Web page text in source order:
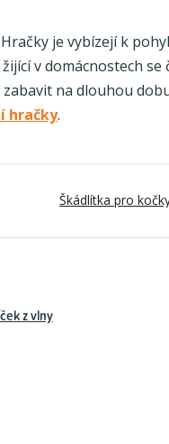
je vybízejí k
v domácnostech
na dlouhou
hračky.
Škádlítka pro
z vlny